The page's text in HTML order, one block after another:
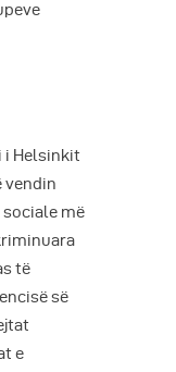
i Helsinkit
vendin
sociale më
të
së
e